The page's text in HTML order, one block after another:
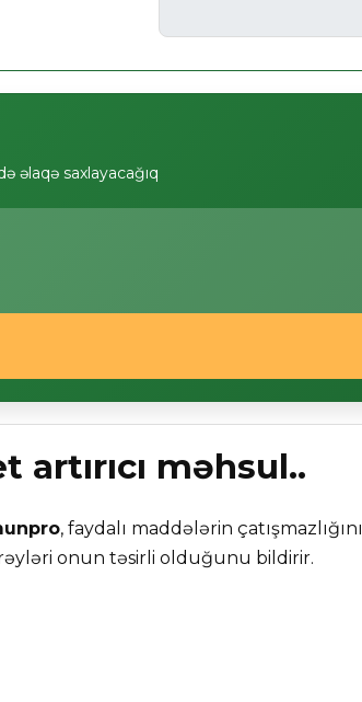
əlaqə saxlayacağıq
məhsul..
, faydalı maddələrin çatışmazlığını
onun təsirli olduğunu bildirir.